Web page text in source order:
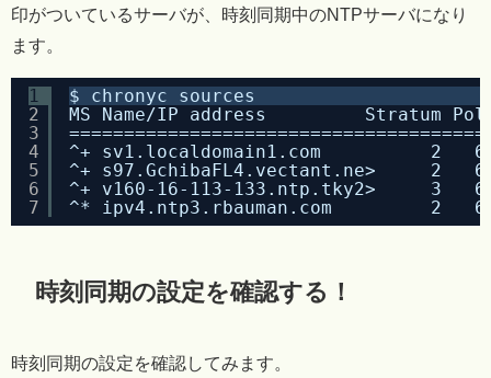
印がついているサーバが、時刻同期中のNTPサーバになり
ます。
1
2
3
4
5
6
7
$ chronyc sources
MS Name/IP address
^+ sv1.localdomain1.com          2
^+ s97.GchibaFL4.vectant.ne>     2
^+ v160-16-113-133.ntp.tky2>     3   6
^* ipv4.ntp3.rbauman.com         2
時刻同期の設定を確認する！
時刻同期の設定を確認してみます。